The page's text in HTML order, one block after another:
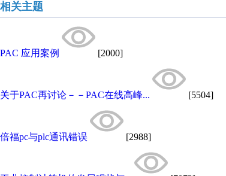
相关主题
PAC 应用案例 [2000]
关于PAC再讨论－－PAC在线高峰... [5504]
倍福pc与plc通讯错误 [2988]